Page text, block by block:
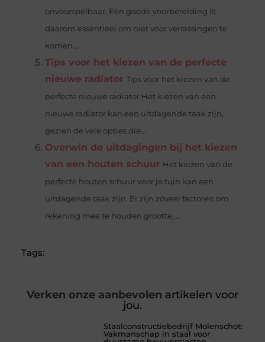
onvoorspelbaar. Een goede voorbereiding is
daarom essentieel om niet voor verrassingen te
komen...
Tips voor het kiezen van de perfecte
nieuwe radiator Tips voor het kiezen van de
perfecte nieuwe radiator Het kiezen van een
nieuwe radiator kan een uitdagende taak zijn,
gezien de vele opties die...
Overwin de uitdagingen bij het kiezen
van een houten schuur Het kiezen van de
perfecte houten schuur voor je tuin kan een
uitdagende taak zijn. Er zijn zoveel factoren om
rekening mee te houden grootte,...
Tags:
Verken onze aanbevolen artikelen voor
jou.
Staalconstructiebedrijf Molenschot:
Vakmanschap in staal voor